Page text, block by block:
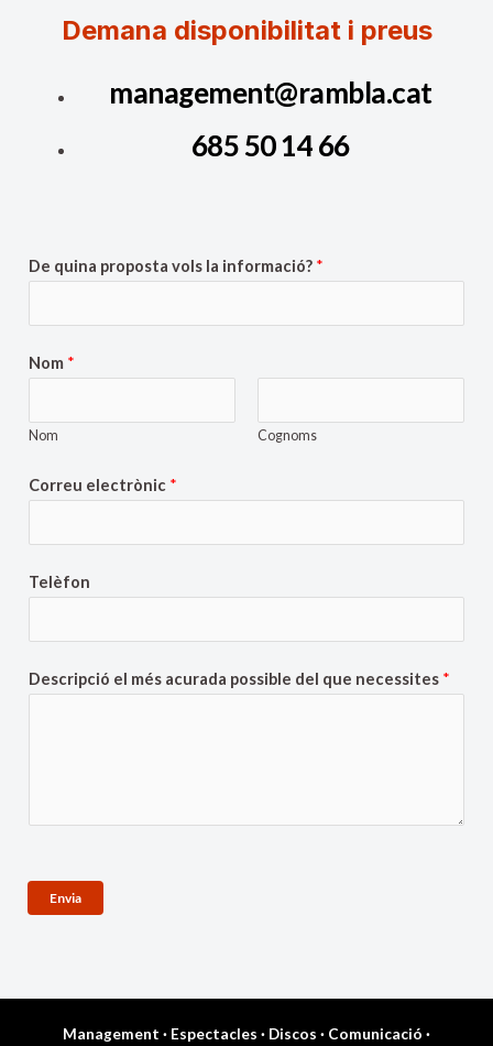
Demana disponibilitat i preus
management@rambla.cat
685 50 14 66
De quina proposta vols la informació? *
Nom *
Nom Cognoms
Correu electrònic *
Telèfon
Descripció el més acurada possible del que necessites *
Envia
Management · Espectacles · Discos · Comunicació ·